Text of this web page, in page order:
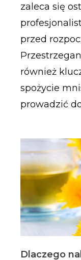
zaleca się
przed
również
spożycie
prowadzić
Dlaczego